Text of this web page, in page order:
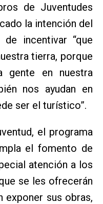
de Juventudes
la intención del
de incentivar “que
tierra, porque
gente en nuestra
nos ayudan en
ser el turístico”.
el programa
el fomento de
atención a los
se les ofrecerán
exponer sus obras,